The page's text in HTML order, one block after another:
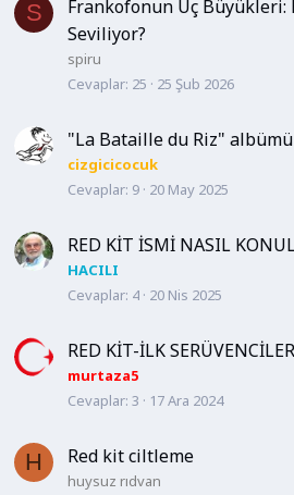
S
Frankofonun Üç Büyükleri:
Seviliyor?
spiru
Cevaplar 25 25 Şub 2026
"La Bataille du Riz"
cizgicicocuk
Cevaplar 9 20 May 2025
RED KİT İSMİ NASIL
HACILI
Cevaplar 4 20 Nis 2025
RED KİT-İLK
murtaza5
Cevaplar 3 17 Ara 2024
H Red kit ciltleme
huysuz rıdvan